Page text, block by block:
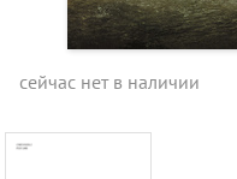
сейчас нет в наличии